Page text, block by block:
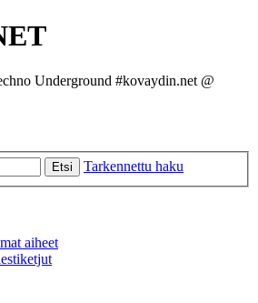
Underground #kovaydin.net @
Etsi Tarkennettu haku
aiheet